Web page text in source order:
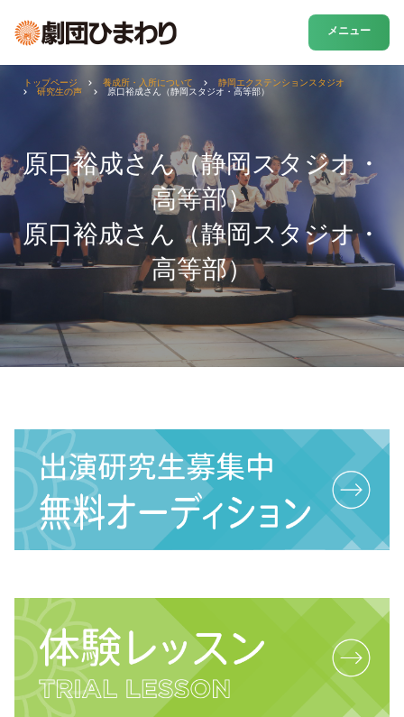
メニュー
原口裕成さん（静岡スタジオ・
高等部）
原口裕成さん（静岡スタジオ・
高等部）
トップページ 養成所・入所について
静岡エクステンションスタジオ
研究生の声
原口裕成さん（静岡スタジオ・高等部）